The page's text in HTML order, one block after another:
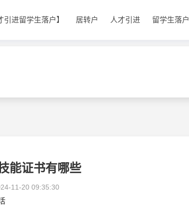
引进留学生落户】 居转户 人才引进 留学生落户
能证书有哪些
11-20 09:35:30